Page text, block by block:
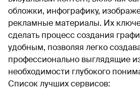
обложки, инфографику,
рекламные материалы. Их
сделать процесс создания
удобным, позволяя легко
профессионально выглядящие
необходимости глубокого
Список лучших сервисов: